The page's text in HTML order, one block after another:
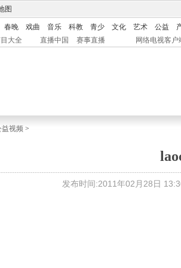
图
春晚 戏曲 音乐 科教 青少 文化 艺术 公益
大全 直播中国 赛事直播 网络电视客户
益视频 >
发布时间:2011年02月28日